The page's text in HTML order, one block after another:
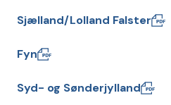
Sjælland/Lolland Falster
Fyn
Syd- og Sønderjylland